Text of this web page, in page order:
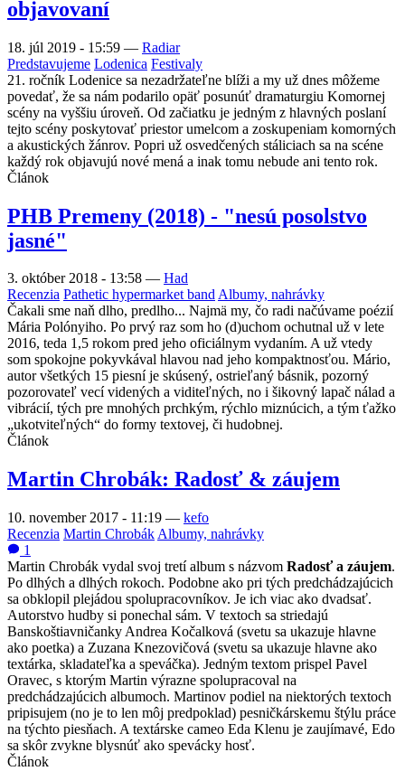
objavovaní
18. júl 2019 - 15:59 — Radiar
Predstavujeme Lodenica Festivaly
21. ročník Lodenice sa nezadržateľne blíži a my už dnes môžeme
povedať, že sa nám podarilo opäť posunúť dramaturgiu Komornej
scény na vyššiu úroveň. Od začiatku je jedným z hlavných poslaní
tejto scény poskytovať priestor umelcom a zoskupeniam komorných
a akustických žánrov. Popri už osvedčených stáliciach sa na scéne
každý rok objavujú nové mená a inak tomu nebude ani tento rok.
Článok
PHB Premeny (2018) - "nesú posolstvo
jasné"
3. október 2018 - 13:58 — Had
Recenzia Pathetic hypermarket bandAlbumy, nahrávky
Čakali sme naň dlho, predlho... Najmä my, čo radi načúvame poézií
Mária Polónyiho. Po prvý raz som ho (d)uchom ochutnal už v lete
2016, teda 1,5 rokom pred jeho oficiálnym vydaním. A už vtedy
som spokojne pokyvkával hlavou nad jeho kompaktnosťou. Mário,
autor všetkých 15 piesní je skúsený, ostrieľaný básnik, pozorný
pozorovateľ vecí videných a viditeľných, no i šikovný lapač nálad a
vibrácií, tých pre mnohých prchkým, rýchlo miznúcich, a tým ťažko
„ukotviteľných“ do formy textovej, či hudobnej.
Článok
Martin Chrobák: Radosť & záujem
10. november 2017 - 11:19 — kefo
Recenzia Martin Chrobák Albumy, nahrávky
1
Martin Chrobák vydal svoj tretí album s názvom Radosť a záujem.
Po dlhých a dlhých rokoch. Podobne ako pri tých predchádzajúcich
sa obklopil plejádou spolupracovníkov. Je ich viac ako dvadsať.
Autorstvo hudby si ponechal sám. V textoch sa striedajú
Banskoštiavničanky Andrea Kočalková (svetu sa ukazuje hlavne
ako poetka) a Zuzana Knezovičová (svetu sa ukazuje hlavne ako
textárka, skladateľka a speváčka). Jedným textom prispel Pavel
Oravec, s ktorým Martin výrazne spolupracoval na
predchádzajúcich albumoch. Martinov podiel na niektorých textoch
pripisujem (no je to len môj predpoklad) pesničkárskemu štýlu práce
na týchto piesňach. A textárske cameo Eda Klenu je zaujímavé, Edo
sa skôr zvykne blysnúť ako spevácky hosť.
Článok